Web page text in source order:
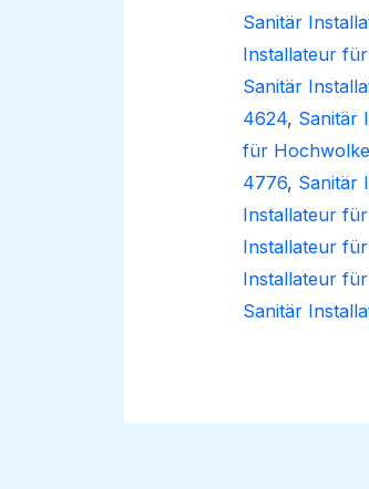
Sanitär
Installateur
Sanitär
4624, Sanitär
für
4776, Sanitär
Installateur für
Installateur
Installateur
Sanitär